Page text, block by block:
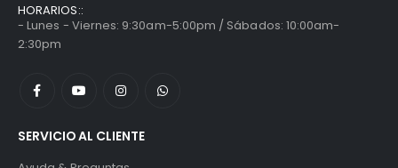
HORARIOS::
- Lunes - Viernes: 9:30am-5:00pm / Sábados: 10:00am-
2:30pm
SERVICIO AL CLIENTE